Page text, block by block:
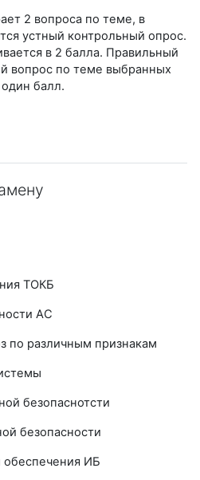
2 вопроса по теме, в
устный контрольный опрос.
в 2 балла. Правильный
вопрос по теме выбранных
балл.
ТОКБ
АС
по различным признакам
безопаснотсти
безопасности
ИБ